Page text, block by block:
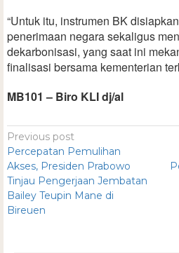
“Untuk itu, instrumen BK
penerimaan negara sekaligus
dekarbonisasi, yang saat ini
finalisasi bersama kementerian
MB101 – Biro KLI dj/al
Previous post
Percepatan Pemulihan
Akses, Presiden Prabowo
Tinjau Pengerjaan Jembatan
Bailey Teupin Mane di
Bireuen